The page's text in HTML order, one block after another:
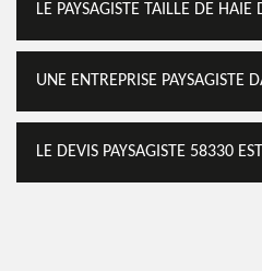
LE PAYSAGISTE TAILLE DE
UNE ENTREPRISE PAYSAGISTE
LE DEVIS PAYSAGISTE 58330